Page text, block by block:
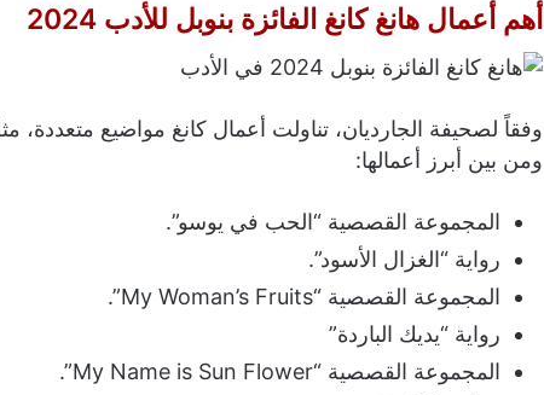
أهم أعمال هانغ كانغ الفائزة بنوبل للأدب 2024
وفقاً لصحيفة الجارديان، تناولت أعمال كانغ مواضيع متعددة،
ومن بين أبرز أعمالها:
المجموعة القصصية “الحب في يوسو”.
رواية “الغزال الأسود”.
المجموعة القصصية “My Woman’s Fruits”.
رواية “يديك الباردة”
المجموعة القصصية “My Name is Sun Flower”.